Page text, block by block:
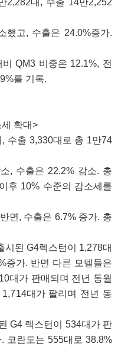
2,282대, 수출 14만2,252
했고, 수출은 24.0%증가.
QM3 비중은 12.1%, 전
를 기록.
확대>
수출 3,330대로 총 1만74
, 수출은 22.2% 감소. 총
후 10% 수준의 감소세를
면, 수출은 6.7% 증가. 총
시된 G4렉스턴이 1,278대
증가. 반면 다른 모델들은
대가 판매되며 전년 동월
대가 팔리며 전년 동
G4 렉스턴이 534대가 판
코란도는 555대로 38.8%